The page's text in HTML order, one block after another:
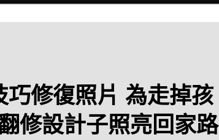
修復照片 為走掉孩
修設計子照亮回家路